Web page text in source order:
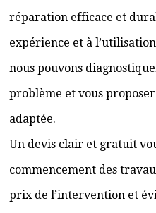
réparation efficace et
expérience et à
nous pouvons
problème et vous
adaptée.
Un devis clair et gratuit
commencement des
prix de l’intervention et